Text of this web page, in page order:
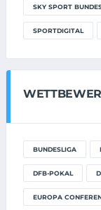
SKY SPORT
SPORTDIGITAL
BUNDESLIGA
DFB-POKAL
EUROPA